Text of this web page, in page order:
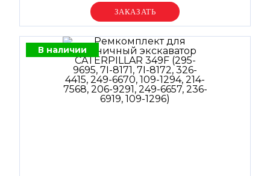
Уточняйте цену
В наличии